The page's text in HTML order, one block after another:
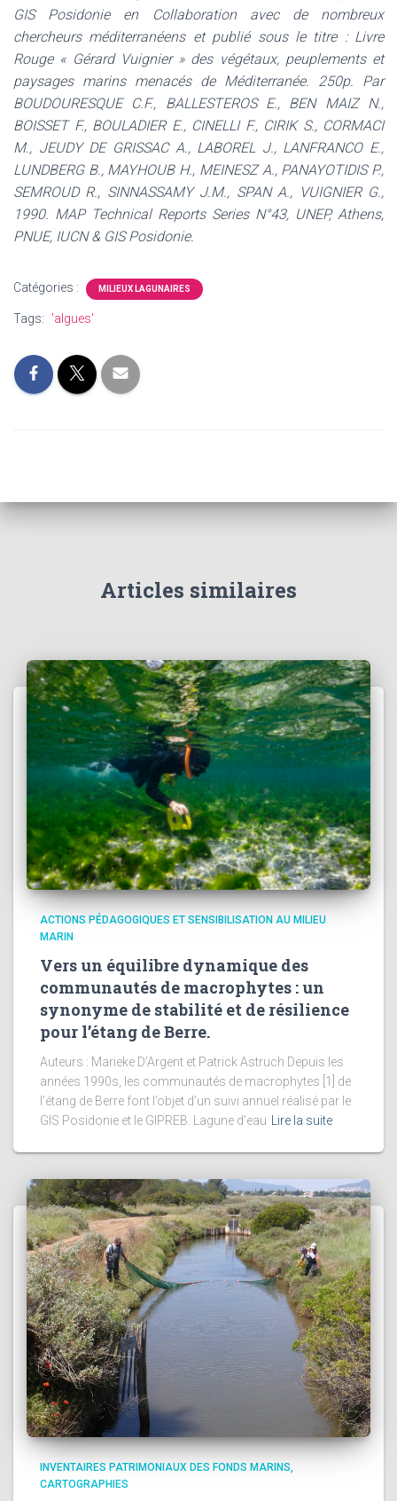
GIS Posidonie en Collaboration avec de nombreux
chercheurs méditerranéens et publié sous le titre : Livre
Rouge « Gérard Vuignier » des végétaux, peuplements et
paysages marins menacés de Méditerranée. 250p. Par
BOUDOURESQUE C.F., BALLESTEROS E., BEN MAIZ N.,
BOISSET F., BOULADIER E., CINELLI F., CIRIK S., CORMACI
M., JEUDY DE GRISSAC A., LABOREL J., LANFRANCO E.,
LUNDBERG B., MAYHOUB H., MEINESZ A., PANAYOTIDIS P.,
SEMROUD R., SINNASSAMY J.M., SPAN A., VUIGNIER G.,
1990. MAP Technical Reports Series N°43, UNEP, Athens,
PNUE, IUCN & GIS Posidonie.
Catégories : MILIEUX LAGUNAIRES
Tags: 'algues'
Articles similaires
ACTIONS PÉDAGOGIQUES ET SENSIBILISATION AU MILIEU
MARIN
Vers un équilibre dynamique des
communautés de macrophytes : un
synonyme de stabilité et de résilience
pour l’étang de Berre.
Auteurs : Marieke D’Argent et Patrick Astruch Depuis les
années 1990s, les communautés de macrophytes [1] de
l’étang de Berre font l’objet d’un suivi annuel réalisé par le
GIS Posidonie et le GIPREB. Lagune d’eau
Lire la suite
INVENTAIRES PATRIMONIAUX DES FONDS MARINS,
CARTOGRAPHIES